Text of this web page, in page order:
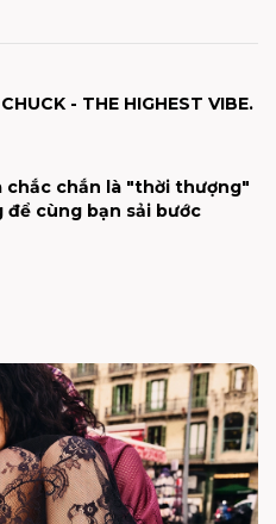
- THE HIGHEST VIBE.
chắc chắn là "thời thượng"
để cùng bạn sải bước